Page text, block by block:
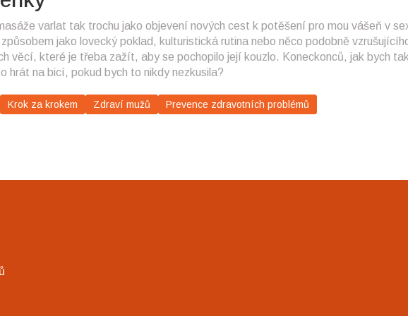
varlat tak trochu jako objevení nových cest k potěšení pro mou vášeň v
jako lovecký poklad, kulturistická rutina nebo něco podobně
věcí, které je třeba zažít, aby se pochopilo její kouzlo. Koneckonců, jak bych
hrát na bicí, pokud bych to nikdy nezkusila?
Krok za krokem Zdraví mužů Prevence zdravotních problémů